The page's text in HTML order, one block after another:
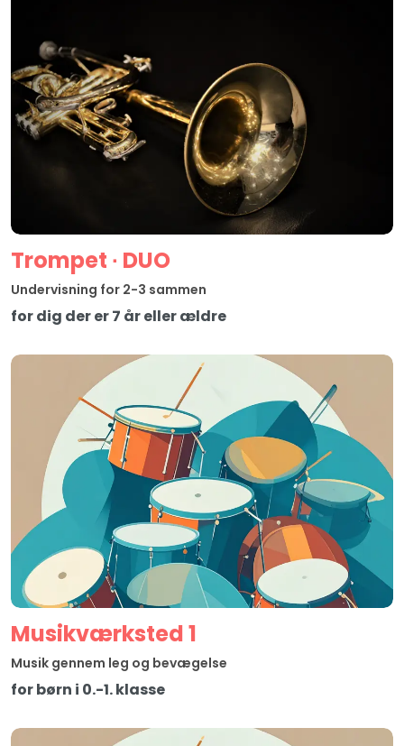
Trompet ∙ DUO
Undervisning for 2-3 sammen
for dig der er 7 år eller ældre
Musikværksted 1
Musik gennem leg og bevægelse
for børn i 0.-1. klasse